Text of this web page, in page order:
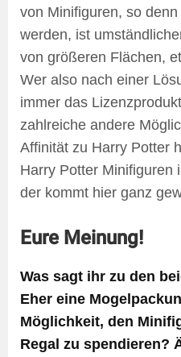
von Minifiguren, so
werden, ist
von größeren Flächen,
Wer also nach einer
immer das
zahlreiche andere
Affinität zu Harry Potter
Harry Potter Minifiguren
der kommt hier ganz
Eure Meinung!
Was sagt ihr zu den
Eher eine
Möglichkeit, den
Regal zu spendieren?